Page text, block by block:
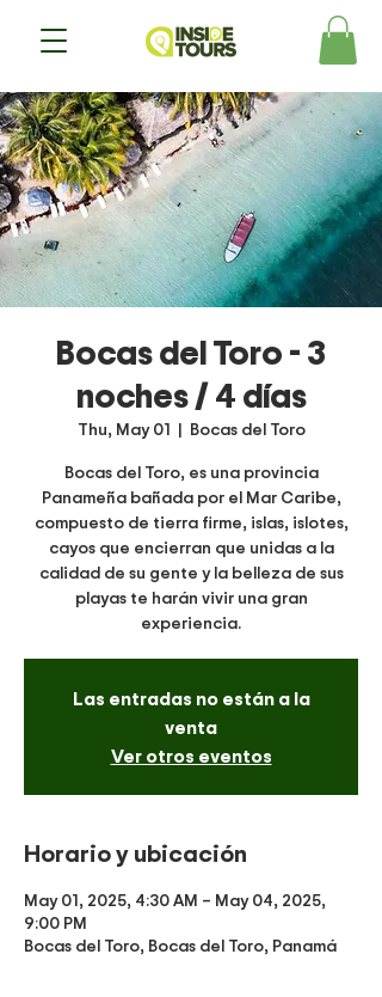
Bocas del Toro - 3
noches / 4 días
Thu, May 01
  |
Bocas del Toro
Bocas del Toro, es una provincia
Panameña bañada por el Mar Caribe,
compuesto de tierra firme, islas, islotes,
cayos que encierran que unidas a la
calidad de su gente y la belleza de sus
playas te harán vivir una gran
experiencia.
Las entradas no están a la
venta
Ver otros eventos
Horario y ubicación
May 01, 2025, 4:30 AM – May 04, 2025,
9:00 PM
Bocas del Toro, Bocas del Toro, Panamá